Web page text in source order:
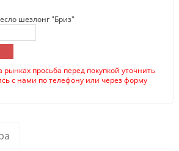
шезлонг "Бриз"
рынках просьба перед покупкой уточнить
с нами по телефону или через форму